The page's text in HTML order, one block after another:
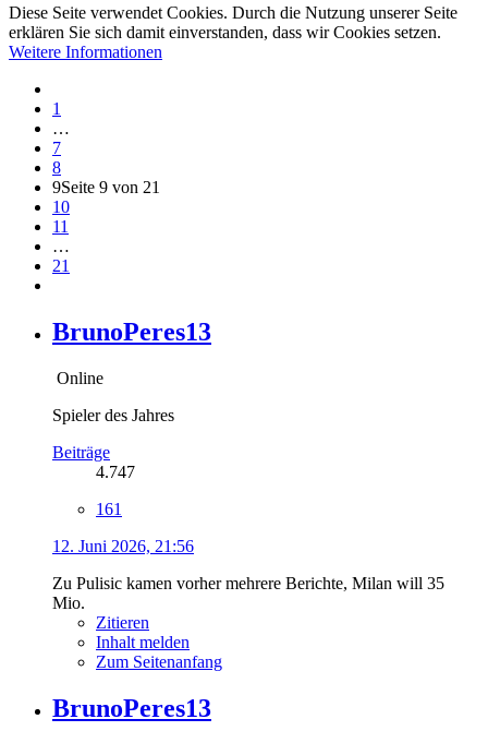
Diese Seite verwendet Cookies. Durch die Nutzung unserer Seite
erklären Sie sich damit einverstanden, dass wir Cookies setzen.
Weitere Informationen
1
…
7
8
9Seite 9 von 21
10
11
…
21
BrunoPeres13
Online
Spieler des Jahres
Beiträge
4.747
161
12. Juni 2026, 21:56
Zu Pulisic kamen vorher mehrere Berichte, Milan will 35
Mio.
Zitieren
Inhalt melden
Zum Seitenanfang
BrunoPeres13